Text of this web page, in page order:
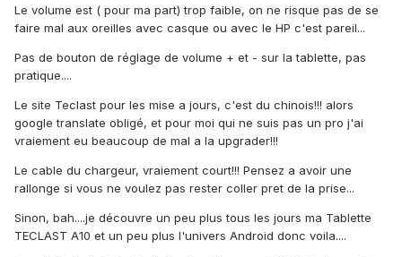
Le volume est ( pour ma part) trop faible, on ne risque pas de se
faire mal aux oreilles avec casque ou avec le HP c'est pareil...
Pas de bouton de réglage de volume + et - sur la tablette, pas
pratique....
Le site Teclast pour les mise a jours, c'est du chinois!!! alors
google translate obligé, et pour moi qui ne suis pas un pro j'ai
vraiement eu beaucoup de mal a la upgrader!!!
Le cable du chargeur, vraiement court!!! Pensez a avoir une
rallonge si vous ne voulez pas rester coller pret de la prise...
Sinon, bah....je découvre un peu plus tous les jours ma Tablette
TECLAST A10 et un peu plus l'univers Android donc voila....